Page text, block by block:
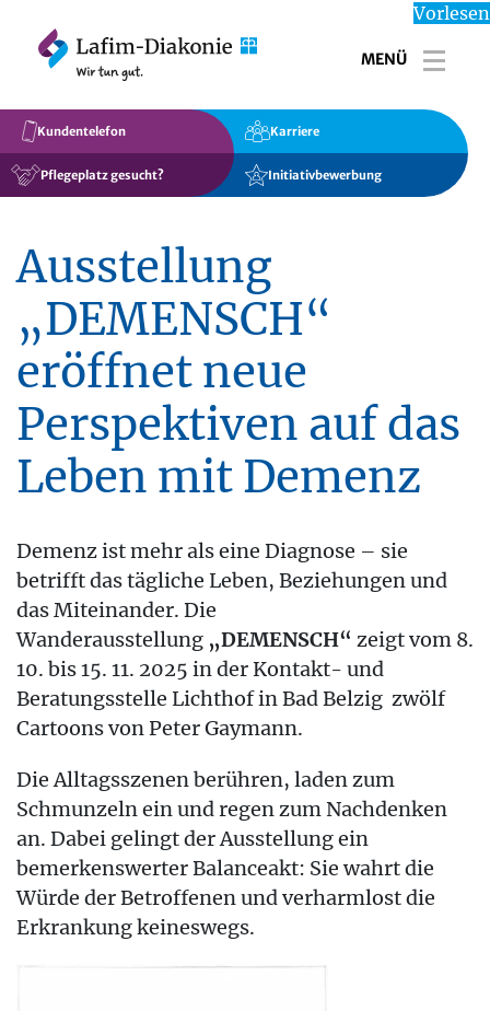
Vorlesen
MENÜ
Kundentelefon
Pflegeplatz gesucht?
Karriere
Initiativbewerbung
Ausstellung
„DEMENSCH“
eröffnet neue
Perspektiven auf das
Leben mit Demenz
Demenz ist mehr als eine Diagnose – sie
betrifft das tägliche Leben, Beziehungen und
das Miteinander. Die
Wanderausstellung „DEMENSCH“ zeigt vom 8.
10. bis 15. 11. 2025 in der Kontakt- und
Beratungsstelle Lichthof in Bad Belzig zwölf
Cartoons von Peter Gaymann.
Die Alltagsszenen berühren, laden zum
Schmunzeln ein und regen zum Nachdenken
an. Dabei gelingt der Ausstellung ein
bemerkenswerter Balanceakt: Sie wahrt die
Würde der Betroffenen und verharmlost die
Erkrankung keineswegs.